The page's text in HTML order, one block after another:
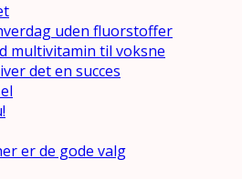
uden fluorstoffer
multivitamin til voksne
det en succes
er de gode valg